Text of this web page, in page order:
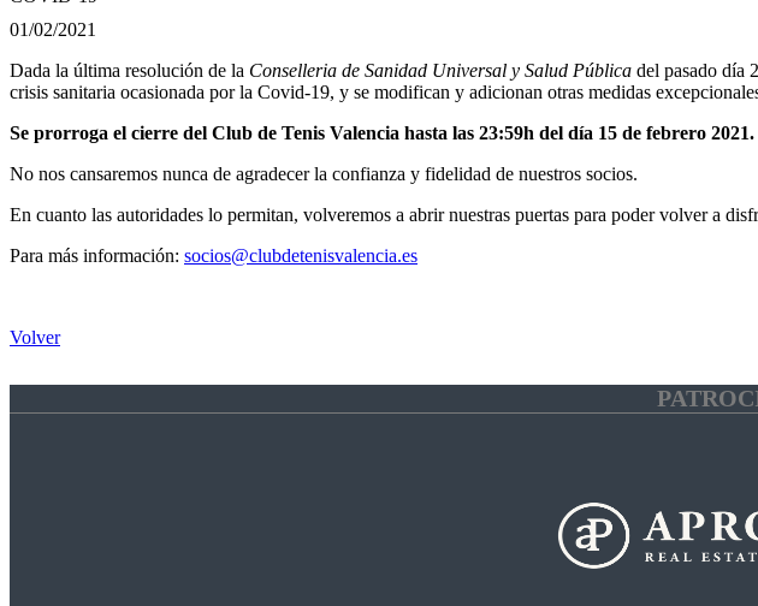
01/02/2021
Dada la última resolución de la Conselleria de Sanidad Universal y Salud Pública del pasado día
crisis sanitaria ocasionada por la Covid-19, y se modifican y adicionan otras medidas
Se prorroga el cierre del Club de Tenis Valencia hasta las 23:59h del día 15 de febrero 2021.
No nos cansaremos nunca de agradecer la confianza y fidelidad de nuestros socios.
En cuanto las autoridades lo permitan, volveremos a abrir nuestras puertas para poder volver a
Para más información: socios@clubdetenisvalencia.es
Volver